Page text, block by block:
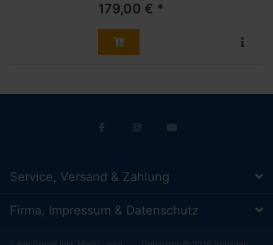
179,00 € *
Service, Versand & Zahlung
Firma, Impressum & Datenschutz